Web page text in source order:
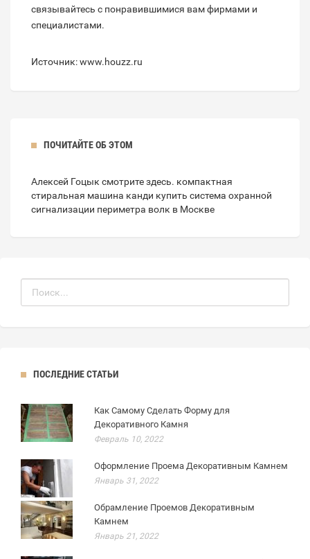
связывайтесь с понравившимися вам фирмами и
специалистами.
Источник: www.houzz.ru
ПОЧИТАЙТЕ ОБ ЭТОМ
Алексей Гоцык смотритездесь. компактная
стиральная машина канди купить система охранной
сигнализации периметра волк в Москве
ПОСЛЕДНИЕ СТАТЬИ
Как Самому Сделать Форму для
Декоративного Камня
Февраль 10, 2022
Оформление Проема Декоративным Камнем
Январь 31, 2022
Обрамление Проемов Декоративным
Камнем
Январь 21, 2022